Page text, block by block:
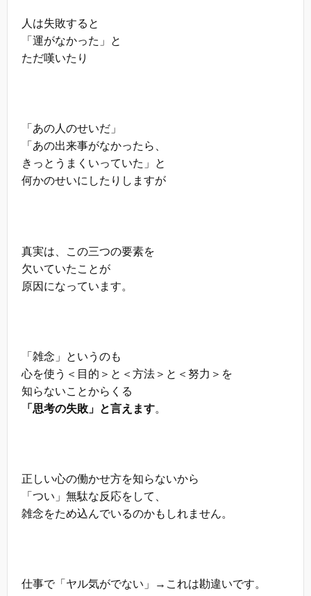
人は失敗すると
「運がなかった」と
ただ嘆いたり
「あの人のせいだ」
「あの出来事がなかったら、
きっとうまくいっていた」と
何かのせいにしたりしますが
真実は、この三つの要素を
欠いていたことが
原因になっています。
「雑念」というのも
心を使う＜目的＞と＜方法＞と＜努力＞を
知らないことからくる
「思考の失敗」と言えます。
正しい心の働かせ方を知らないから
「つい」無駄な反応をして、
雑念をため込んでいるのかもしれません。
仕事で「ヤル気がでない」→これは勘違いです。